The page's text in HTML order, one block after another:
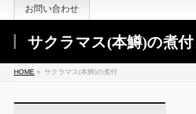
お問い合わせ
サクラマス(本鱒)の煮付
HOME » サクラマス(本鱒)の煮付